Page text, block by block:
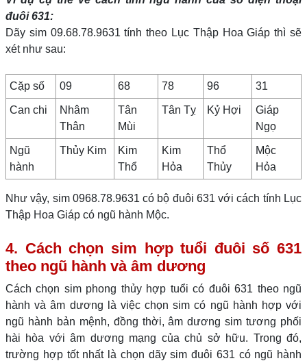
đuôi 631:
Dãy sim 09.68.78.9631 tính theo Lục Thập Hoa Giáp thì sẽ
xét như sau:
Cặp số 09 68 78 96 31
Can chi
Nhâm
Thân
Tân
Mùi
Tân Tỵ Kỷ Hợi
Giáp
Ngọ
Ngũ
hành
Thủy Kim
Kim
Thổ
Kim
Hỏa
Thổ
Thủy
Mộc
Hỏa
Như vậy, sim 0968.78.9631 có bộ đuôi 631 với cách tính Lục
Thập Hoa Giáp có ngũ hành Mộc.
4. Cách chọn sim hợp tuổi đuôi số 631
theo ngũ hành và âm dương
Cách chọn sim phong thủy hợp tuổi có đuôi 631 theo ngũ
hành và âm dương là việc chọn sim có ngũ hành hợp với
ngũ hành bản mệnh, đồng thời, âm dương sim tương phối
hài hòa với âm dương mạng của chủ sở hữu. Trong đó,
trường hợp tốt nhất là chọn dãy sim đuôi 631 có ngũ hành